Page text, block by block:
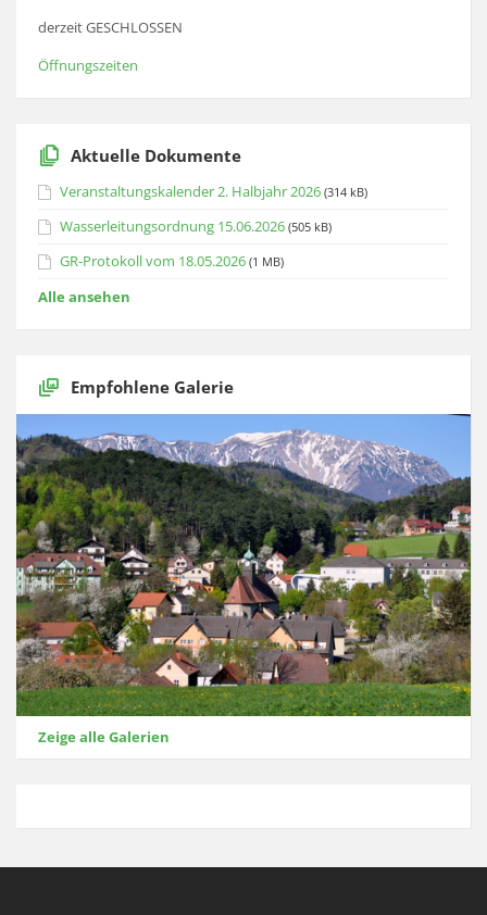
derzeit GESCHLOSSEN
Öffnungszeiten
Aktuelle Dokumente
Veranstaltungskalender 2. Halbjahr 2026 (314 kB)
Wasserleitungsordnung 15.06.2026 (505 kB)
GR-Protokoll vom 18.05.2026 (1 MB)
Alle ansehen
Empfohlene Galerie
Zeige alle Galerien